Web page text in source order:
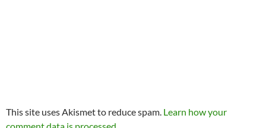
This site uses Akismet to reduce spam. Learn how your